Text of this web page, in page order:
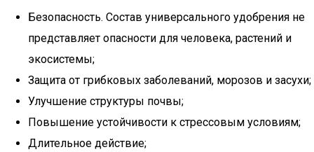
Безопасность. Состав универсального удобрения не
представляет опасности для человека, растений и
экосистемы;
Защита от грибковых заболеваний, морозов и засухи;
Улучшение структуры почвы;
Повышение устойчивости к стрессовым условиям;
Длительное действие;